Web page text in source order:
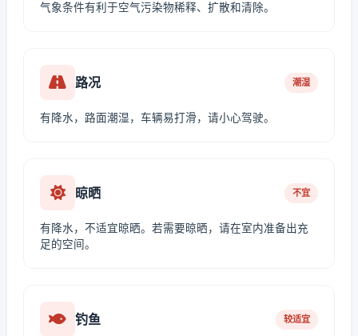
气象条件有利于空气污染物稀释、扩散和清除。
路况 潮湿
有降水，路面潮湿，车辆易打滑，请小心驾驶。
晾晒 不宜
有降水，不适宜晾晒。若需要晾晒，请在室内准备出充
足的空间。
钓鱼 较适宜